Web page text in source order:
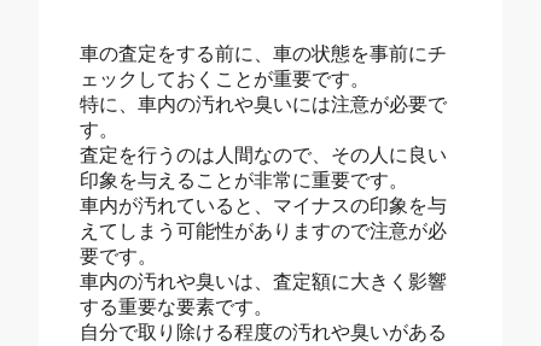
車の査定をする前に、車の状態を事前にチ
ェックしておくことが重要です。
特に、車内の汚れや臭いには注意が必要で
す。
査定を行うのは人間なので、その人に良い
印象を与えることが非常に重要です。
車内が汚れていると、マイナスの印象を与
えてしまう可能性がありますので注意が必
要です。
車内の汚れや臭いは、査定額に大きく影響
する重要な要素です。
自分で取り除ける程度の汚れや臭いがある